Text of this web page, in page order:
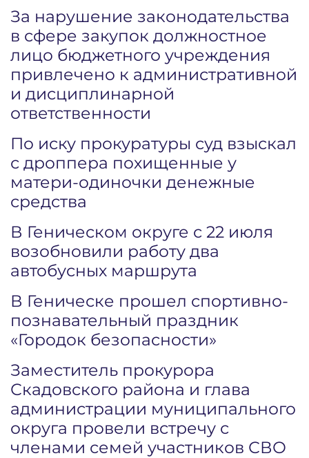
За нарушение законодательства
в сфере закупок должностное
лицо бюджетного учреждения
привлечено к административной
и дисциплинарной
ответственности
По иску прокуратуры суд взыскал
с дроппера похищенные у
матери-одиночки денежные
средства
В Геническом округе с 22 июля
возобновили работу два
автобусных маршрута
В Геническе прошел спортивно-
познавательный праздник
«Городок безопасности»
Заместитель прокурора
Скадовского района и глава
администрации муниципального
округа провели встречу с
членами семей участников СВО